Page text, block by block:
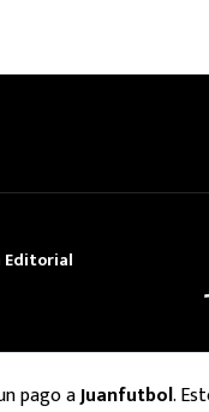
Editorial
pago aJuanfutbol.